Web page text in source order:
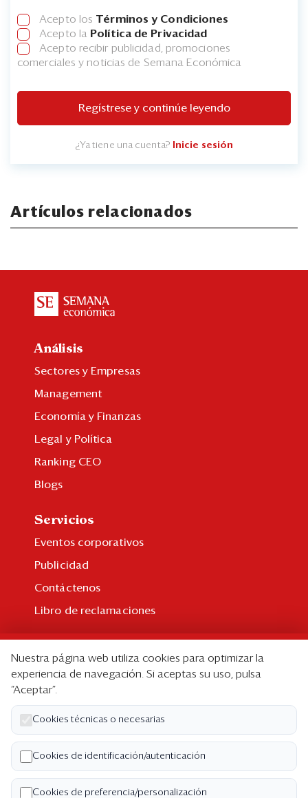
Acepto los Términos y Condiciones
Acepto la Política de Privacidad
Acepto recibir publicidad, promociones
comerciales y noticias de Semana Económica
Regístrese y continúe leyendo
¿Ya tiene una cuenta? Inicie sesión
Artículos relacionados
Análisis
Sectores y Empresas
Management
Economía y Finanzas
Legal y Política
Ranking CEO
Blogs
Servicios
Eventos corporativos
Publicidad
Contáctenos
Libro de reclamaciones
Suscripción individual
Paquetes corporativos
Edición Impresa
Nosotros
Quiénes somos
Código de ética
Nuestra página web utiliza cookies para optimizar la
experiencia de navegación. Si aceptas su uso, pulsa
“Aceptar”.
Cookies técnicas o necesarias
Cookies de identificación/autenticación
Cookies de preferencia/personalización